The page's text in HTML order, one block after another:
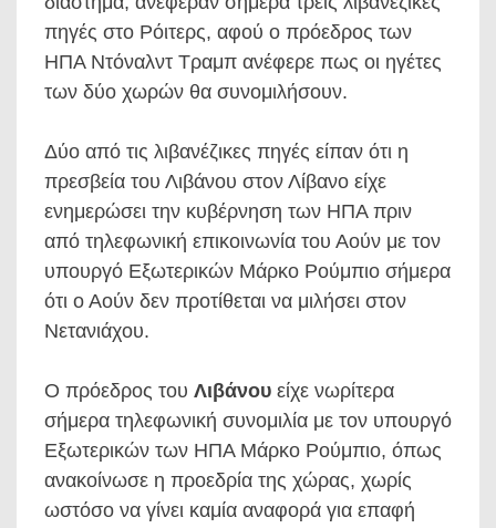
πηγές στο Ρόιτερς, αφού ο πρόεδρος των
ΗΠΑ Ντόναλντ Τραμπ ανέφερε πως οι ηγέτες
των δύο χωρών θα συνομιλήσουν.
Δύο από τις λιβανέζικες πηγές είπαν ότι η
πρεσβεία του Λιβάνου στον Λίβανο είχε
ενημερώσει την κυβέρνηση των ΗΠΑ πριν
από τηλεφωνική επικοινωνία του Αούν με τον
υπουργό Εξωτερικών Μάρκο Ρούμπιο σήμερα
ότι ο Αούν δεν προτίθεται να μιλήσει στον
Νετανιάχου.
Ο πρόεδρος του Λιβάνου είχε νωρίτερα
σήμερα τηλεφωνική συνομιλία με τον υπουργό
Εξωτερικών των ΗΠΑ Μάρκο Ρούμπιο, όπως
ανακοίνωσε η προεδρία της χώρας, χωρίς
ωστόσο να γίνει καμία αναφορά για επαφή